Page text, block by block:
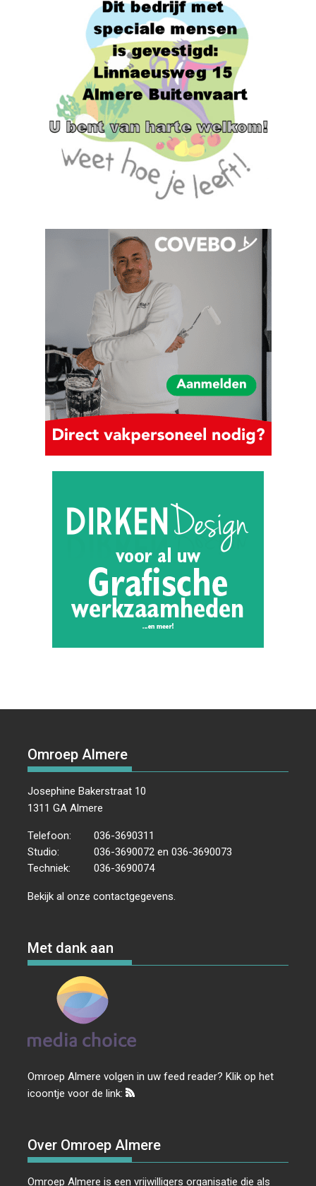
Omroep Almere
Josephine Bakerstraat 10
1311 GA Almere
Telefoon:
036-3690311
Studio:
036-3690072 en 036-3690073
Techniek:
036-3690074
Bekijk al onzecontactgegevens
Met dank aan
Omroep Almere volgen in uw feed reader? Klik op het
icoontje voor de link:
Over Omroep Almere
Omroep Almere is een vrijwilligers organisatie die als